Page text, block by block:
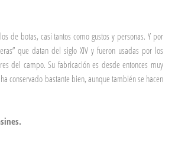
de botas, casi tantos como gustos y personas. Y por
que datan del siglo XIV y fueron usadas por los
del campo. Su fabricación es desde entonces muy
conservado bastante bien, aunque también se hacen